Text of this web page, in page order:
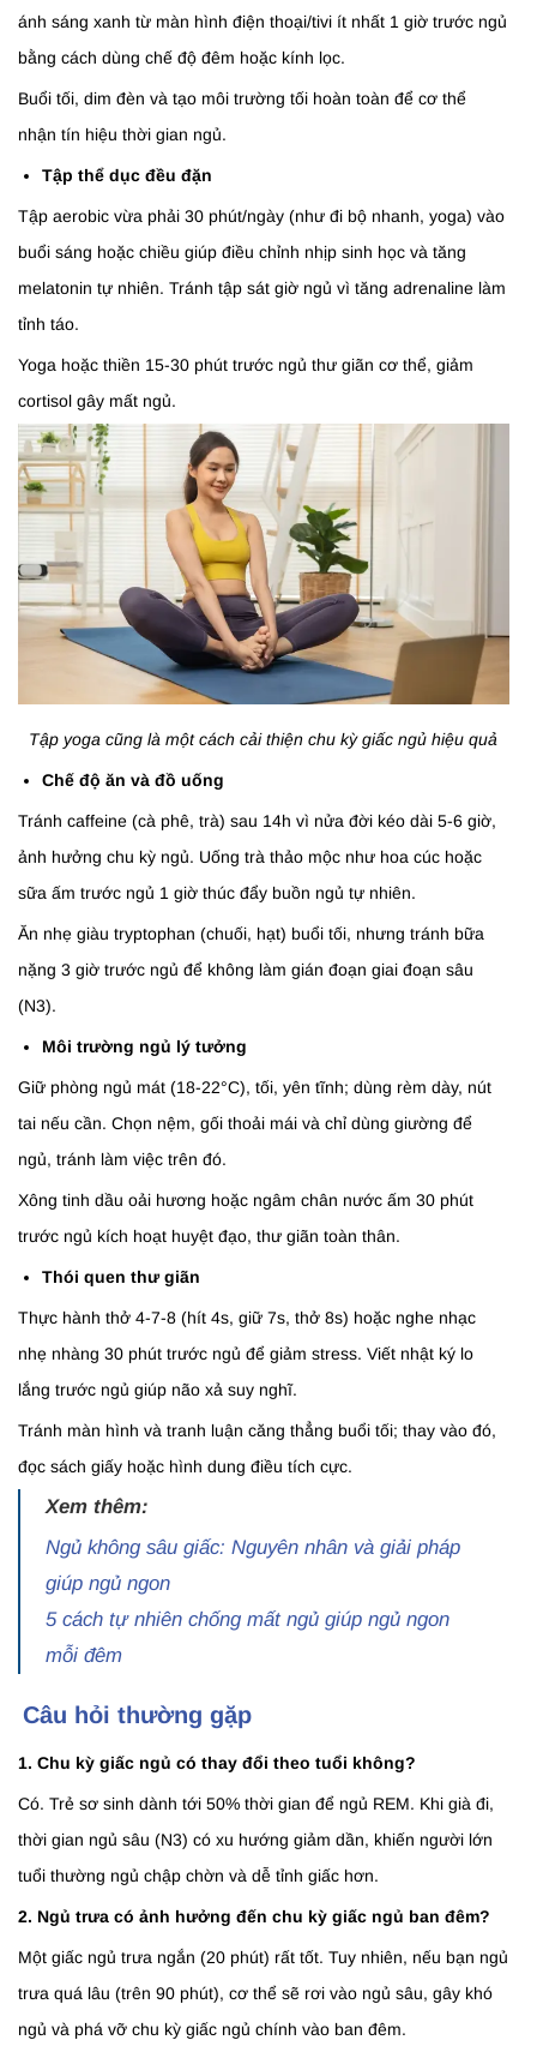
ánh sáng xanh từ màn hình điện thoại/tivi ít nhất 1 giờ trước ngủ
bằng cách dùng chế độ đêm hoặc kính lọc.
Buổi tối, dim đèn và tạo môi trường tối hoàn toàn để cơ thể
nhận tín hiệu thời gian ngủ.
​Tập thể dục đều đặn
Tập aerobic vừa phải 30 phút/ngày (như đi bộ nhanh, yoga) vào
buổi sáng hoặc chiều giúp điều chỉnh nhịp sinh học và tăng
melatonin tự nhiên. Tránh tập sát giờ ngủ vì tăng adrenaline làm
tỉnh táo.
Yoga hoặc thiền 15-30 phút trước ngủ thư giãn cơ thể, giảm
cortisol gây mất ngủ.
Tập yoga cũng là một cách cải thiện chu kỳ giấc ngủ hiệu quả
Chế độ ăn và đồ uống
Tránh caffeine (cà phê, trà) sau 14h vì nửa đời kéo dài 5-6 giờ,
ảnh hưởng chu kỳ ngủ. Uống trà thảo mộc như hoa cúc hoặc
sữa ấm trước ngủ 1 giờ thúc đẩy buồn ngủ tự nhiên.
Ăn nhẹ giàu tryptophan (chuối, hạt) buổi tối, nhưng tránh bữa
nặng 3 giờ trước ngủ để không làm gián đoạn giai đoạn sâu
(N3).
Môi trường ngủ lý tưởng
Giữ phòng ngủ mát (18-22°C), tối, yên tĩnh; dùng rèm dày, nút
tai nếu cần. Chọn nệm, gối thoải mái và chỉ dùng giường để
ngủ, tránh làm việc trên đó.
Xông tinh dầu oải hương hoặc ngâm chân nước ấm 30 phút
trước ngủ kích hoạt huyệt đạo, thư giãn toàn thân.
Thói quen thư giãn
Thực hành thở 4-7-8 (hít 4s, giữ 7s, thở 8s) hoặc nghe nhạc
nhẹ nhàng 30 phút trước ngủ để giảm stress. Viết nhật ký lo
lắng trước ngủ giúp não xả suy nghĩ.
Tránh màn hình và tranh luận căng thẳng buổi tối; thay vào đó,
đọc sách giấy hoặc hình dung điều tích cực.
Xem thêm:
Ngủ không sâu giấc: Nguyên nhân và giải pháp
giúp ngủ ngon
5 cách tự nhiên chống mất ngủ giúp ngủ ngon
mỗi đêm
Câu hỏi thường gặp
1. Chu kỳ giấc ngủ có thay đổi theo tuổi không?
Có. Trẻ sơ sinh dành tới 50% thời gian để ngủ REM. Khi già đi,
thời gian ngủ sâu (N3) có xu hướng giảm dần, khiến người lớn
tuổi thường ngủ chập chờn và dễ tỉnh giấc hơn.
2. Ngủ trưa có ảnh hưởng đến chu kỳ giấc ngủ ban đêm?
Một giấc ngủ trưa ngắn (20 phút) rất tốt. Tuy nhiên, nếu bạn ngủ
trưa quá lâu (trên 90 phút), cơ thể sẽ rơi vào ngủ sâu, gây khó
ngủ và phá vỡ chu kỳ giấc ngủ chính vào ban đêm.